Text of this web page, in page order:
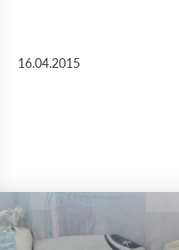
16.04.2015